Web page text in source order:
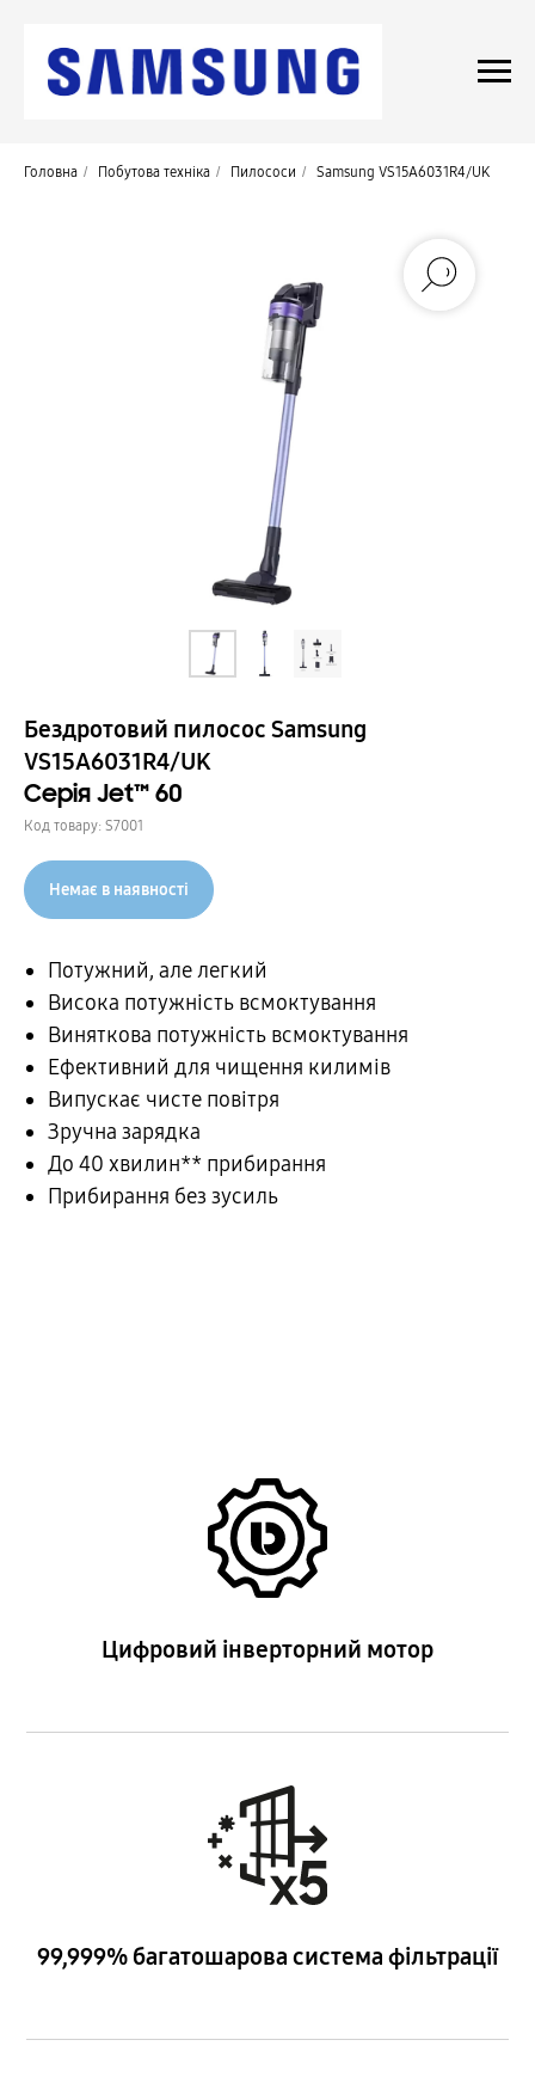
Головна / Побутова техніка / Пилососи / Samsung VS15A6031R4/UK
Бездротовий пилосос Samsung
VS15A6031R4/UK
Серія Jet™ 60
Код товару: S7001
Немає в наявності
Потужний, але легкий
Висока потужність всмоктування
Виняткова потужність всмоктування
Ефективний для чищення килимів
Випускає чисте повітря
Зручна зарядка
До 40 хвилин** прибирання
Прибирання без зусиль
Цифровий інверторний мотор
99,999% багатошарова система фільтрації